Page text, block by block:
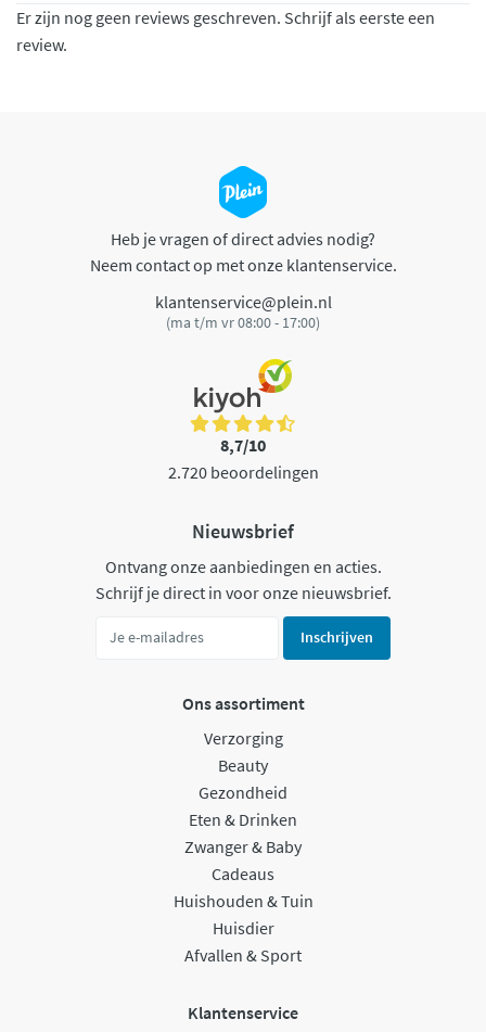
Er zijn nog geen reviews geschreven. Schrijf als eerste een
review.
Heb je vragen of direct advies nodig?
Neem contact op met onze klantenservice.
klantenservice@plein.nl
(ma t/m vr 08:00 - 17:00)
8,7/10
2.720 beoordelingen
Nieuwsbrief
Ontvang onze aanbiedingen en acties.
Schrijf je direct in voor onze nieuwsbrief.
Inschrijven
Ons assortiment
Verzorging
Beauty
Gezondheid
Eten & Drinken
Zwanger & Baby
Cadeaus
Huishouden & Tuin
Huisdier
Afvallen & Sport
Klantenservice